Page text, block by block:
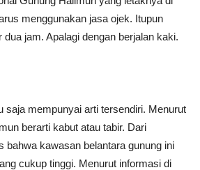
menggunakan jasa ojek. Itupun
jam. Apalagi dengan berjalan kaki.
saja mempunyai arti tersendiri. Menurut
berarti kabut atau tabir. Dari
bahwa kawasan belantara gunung ini
cukup tinggi. Menurut informasi di